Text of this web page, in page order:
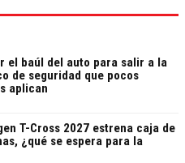
el baúl del auto para salir a la
de seguridad que pocos
aplican
T-Cross 2027 estrena caja de
¿qué se espera para la